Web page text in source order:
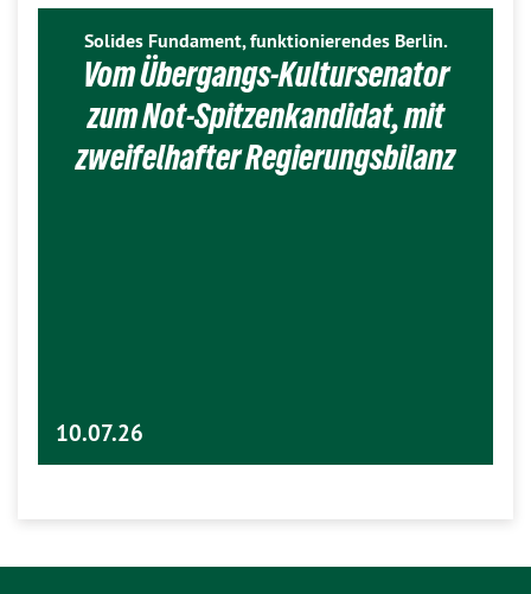
Solides Fundament, funktionierendes Berlin.
Vom Übergangs-Kultursenator
zum Not-Spitzenkandidat, mit
zweifelhafter Regierungsbilanz
10.07.26